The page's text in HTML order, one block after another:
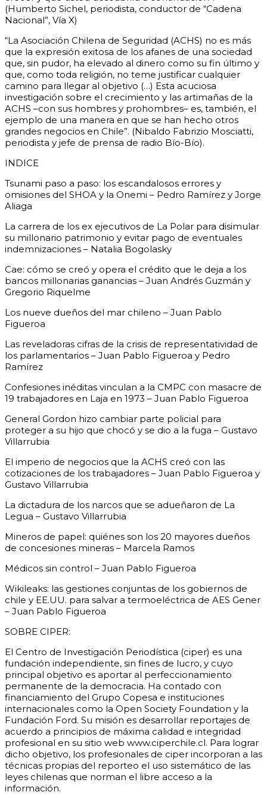
(Humberto Sichel, periodista, conductor de “Cadena
Nacional”, Vía X)
“La Asociación Chilena de Seguridad (ACHS) no es más
que la expresión exitosa de los afanes de una sociedad
que, sin pudor, ha elevado al dinero como su fin último y
que, como toda religión, no teme justificar cualquier
camino para llegar al objetivo (…) Esta acuciosa
investigación sobre el crecimiento y las artimañas de la
ACHS –con sus hombres y prohombres– es, también, el
ejemplo de una manera en que se han hecho otros
grandes negocios en Chile”. (Nibaldo Fabrizio Mosciatti,
periodista y jefe de prensa de radio Bío-Bío).
INDICE
Tsunami paso a paso: los escandalosos errores y
omisiones del SHOA y la Onemi – Pedro Ramírez y Jorge
Aliaga
La carrera de los ex ejecutivos de La Polar para disimular
su millonario patrimonio y evitar pago de eventuales
indemnizaciones – Natalia Bogolasky
Cae: cómo se creó y opera el crédito que le deja a los
bancos millonarias ganancias – Juan Andrés Guzmán y
Gregorio Riquelme
Los nueve dueños del mar chileno – Juan Pablo
Figueroa
Las reveladoras cifras de la crisis de representatividad de
los parlamentarios – Juan Pablo Figueroa y Pedro
Ramírez
Confesiones inéditas vinculan a la CMPC con masacre de
19 trabajadores en Laja en 1973 – Juan Pablo Figueroa
General Gordon hizo cambiar parte policial para
proteger a su hijo que chocó y se dio a la fuga – Gustavo
Villarrubia
El imperio de negocios que la ACHS creó con las
cotizaciones de los trabajadores – Juan Pablo Figueroa y
Gustavo Villarrubia
La dictadura de los narcos que se adueñaron de La
Legua – Gustavo Villarrubia
Mineros de papel: quiénes son los 20 mayores dueños
de concesiones mineras – Marcela Ramos
Médicos sin control – Juan Pablo Figueroa
Wikileaks: las gestiones conjuntas de los gobiernos de
chile y EE.UU. para salvar a termoeléctrica de AES Gener
– Juan Pablo Figueroa
SOBRE CIPER:
El Centro de Investigación Periodística (ciper) es una
fundación independiente, sin fines de lucro, y cuyo
principal objetivo es aportar al perfeccionamiento
permanente de la democracia. Ha contado con
financiamiento del Grupo Copesa e instituciones
internacionales como la Open Society Foundation y la
Fundación Ford. Su misión es desarrollar reportajes de
acuerdo a principios de máxima calidad e integridad
profesional en su sitio web www.ciperchile.cl. Para lograr
dicho objetivo, los profesionales de ciper incorporan a las
técnicas propias del reporteo el uso sistemático de las
leyes chilenas que norman el libre acceso a la
información.